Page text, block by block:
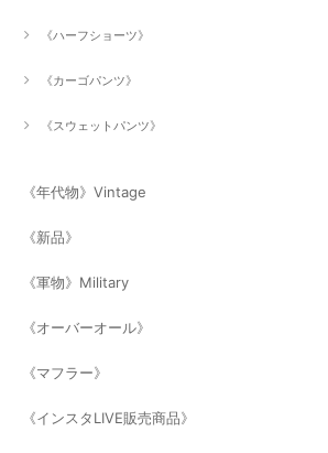
《ハーフショーツ》
《カーゴパンツ》
《スウェットパンツ》
《年代物》Vintage
《新品》
《軍物》Military
《オーバーオール》
《マフラー》
《インスタLIVE販売商品》